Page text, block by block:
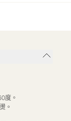
度。
。